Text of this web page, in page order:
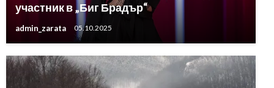
участник в „Биг Брадър“
admin_zarata 05.10.2025